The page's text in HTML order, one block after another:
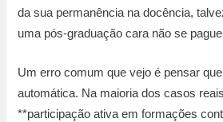
da sua permanência na docência,
uma pós-graduação cara não se
Um erro comum que vejo é pensar
automática. Na maioria dos casos
**participação ativa em formações